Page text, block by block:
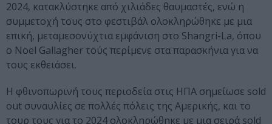
2024, κατακλύστηκε από χιλιάδες θαυμαστές, ενώ η
συμμετοχή τους στο φεστιβάλ ολοκληρώθηκε με μια
επική, μεταμεσονύχτια εμφάνιση στο Shangri-La, όπου
ο Noel Gallagher τούς περίμενε στα παρασκήνια για να
τους εκθειάσει.
Η φθινοπωρινή τους περιοδεία στις ΗΠΑ σημείωσε sold
out συναυλίες σε πολλές πόλεις της Αμερικής, και το
τουρ τους για το 2024 ολοκληρώθηκε με μια σειρά sold